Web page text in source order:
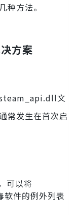
种方法。
方案
steam_api.dll文
常发生在首次启
可以将
件的例外列表